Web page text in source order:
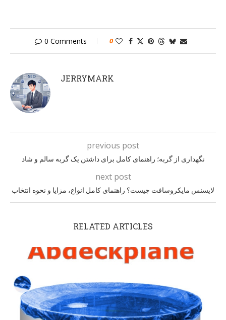
0 Comments 0
JERRYMARK
previous post
نگهداری از گربه؛ راهنمای کامل برای داشتن یک گربه سالم و شاد
next post
لایسنس مایکروسافت چیست؟ راهنمای کامل انواع، مزایا و نحوه انتخاب
RELATED ARTICLES